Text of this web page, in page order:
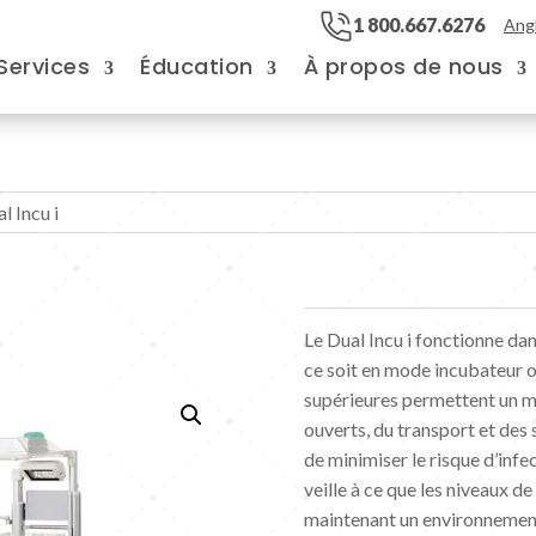
1 800.667.6276
Éducation À propos de nous
Incu i
Le Dual Incu i fonctionne
ce soit en mode incubateur
supérieures permettent un
ouverts, du transport et des
de minimiser le risque
veille à ce que les niveaux
maintenant un